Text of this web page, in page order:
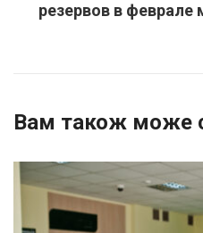
резервов в
Вам також може